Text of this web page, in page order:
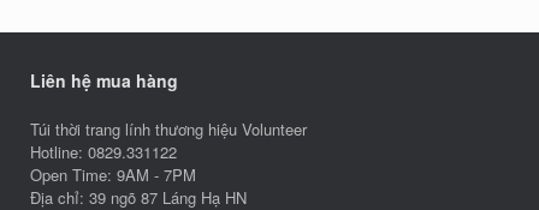
Liên hệ mua hàng
Túi thời trang lính thương hiệu Volunteer
Hotline: 0829.331122
Open Time: 9AM - 7PM
Địa chỉ: 39 ngõ 87 Láng Hạ HN